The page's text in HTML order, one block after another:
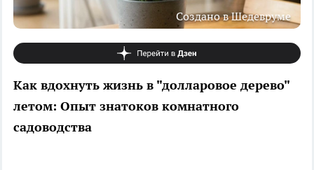
Создано в Шедевруме
Как вдохнуть жизнь в "долларовое дерево"
летом: Опыт знатоков комнатного
садоводства